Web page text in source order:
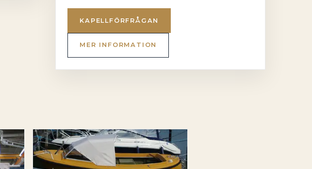
KAPELLFÖRFRÅGAN
MER INFORMATION